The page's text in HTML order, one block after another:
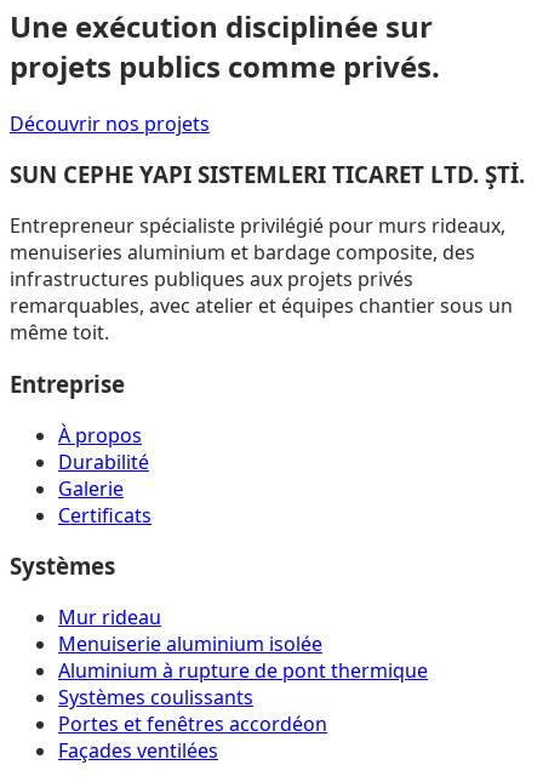
Une exécution disciplinée sur
projets publics comme privés.
Découvrir nos projets
SUN CEPHE YAPI SISTEMLERI TICARET LTD. ŞTİ.
Entrepreneur spécialiste privilégié pour murs rideaux,
menuiseries aluminium et bardage composite, des
infrastructures publiques aux projets privés
remarquables, avec atelier et équipes chantier sous un
même toit.
Entreprise
À propos
Durabilité
Galerie
Certificats
Systèmes
Mur rideau
Menuiserie aluminium isolée
Aluminium à rupture de pont thermique
Systèmes coulissants
Portes et fenêtres accordéon
Façades ventilées